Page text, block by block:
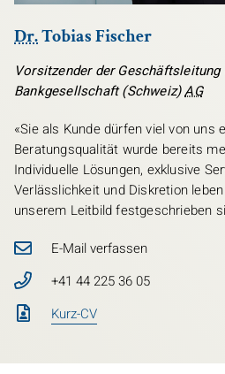
Dr.Tobias Fischer
Vorsitzender der
Bankgesellschaft (Schweiz)AG
«Sie als Kunde dürfen viel von uns
Beratungsqualität wurde bereits
Individuelle Lösungen, exklusive
Verlässlichkeit und Diskretion
unserem Leitbild festgeschrieben
E-Mail verfassen
+41 44 225 36 05
Kurz-CV